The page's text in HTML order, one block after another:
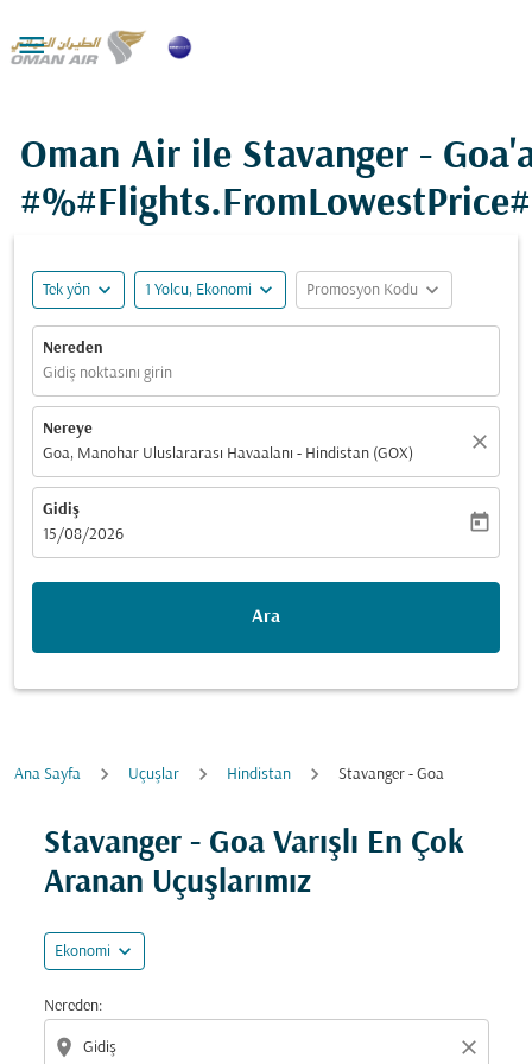

Oman Air ile Stavanger -
Tek yön expand_more 1 Yolcu, Ekonomi expand_more Promosyon Kodu expand_more
Nereden
Gidiş noktasını girin
Nereye
Goa, Manohar Uluslararası Havaalanı - Hindistan (GOX)
close
Gidiş
fc-booking-departure-date-aria-label
15/08/2026
today
Ara
Ana Sayfa Uçuşlar Hindistan Stavanger - Goa
Stavanger - Goa Varışlı En Çok
Aranan Uçuşlarımız
Ekonomi expand_more
Nereden:
location_on close
Fırsatları bulmak için rotanızı güncellemeyi deneyin